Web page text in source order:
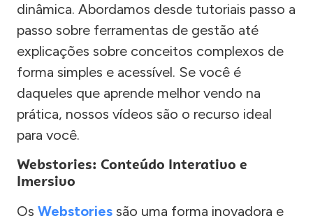
dinâmica. Abordamos desde tutoriais passo a
passo sobre ferramentas de gestão até
explicações sobre conceitos complexos de
forma simples e acessível. Se você é
daqueles que aprende melhor vendo na
prática, nossos vídeos são o recurso ideal
para você.
Webstories: Conteúdo Interativo e
Imersivo
Os Webstories são uma forma inovadora e